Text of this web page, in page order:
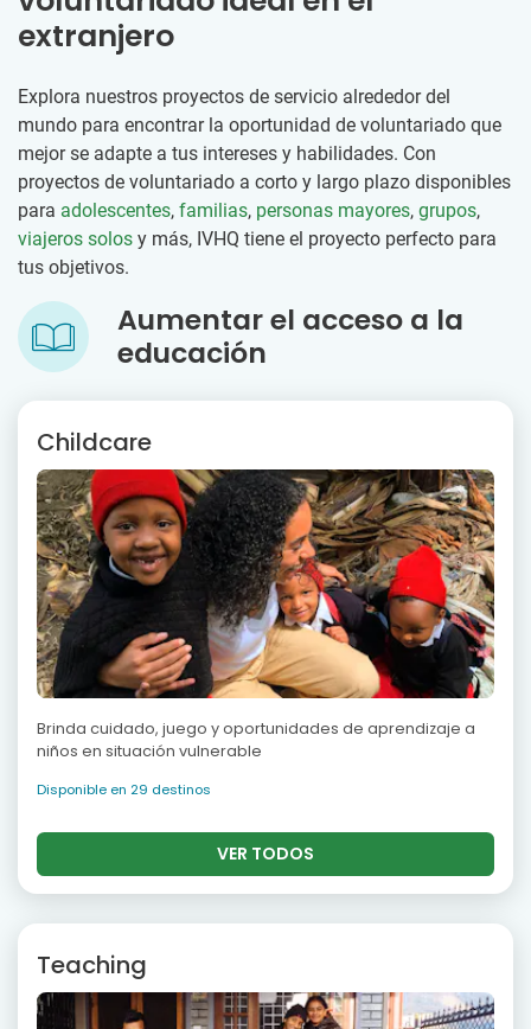
extranjero
Explora nuestros proyectos de servicio alrededor del
mundo para encontrar la oportunidad de voluntariado que
mejor se adapte a tus intereses y habilidades. Con
proyectos de voluntariado a corto y largo plazo disponibles
para adolescentes, familias, personas mayores, grupos,
viajeros solos y más, IVHQ tiene el proyecto perfecto para
tus objetivos.
Aumentar el acceso a la
educación
Childcare
Brinda cuidado, juego y oportunidades de aprendizaje a
niños en situación vulnerable
Disponible en 29 destinos
VER TODOS
Teaching